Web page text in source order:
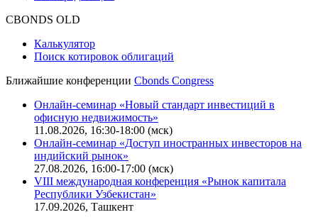
Оферта для юридических лиц
IT-аккредитация
Поиск котировок облигаций
Ближайшие конференцииCbonds Congress
Онлайн-семинар «Новый стандарт инвестиций в
офисную недвижимость»
11.08.2026, 16:30-18:00 (мск)
Онлайн-семинар «Доступ иностранных инвесторов на
индийский рынок»